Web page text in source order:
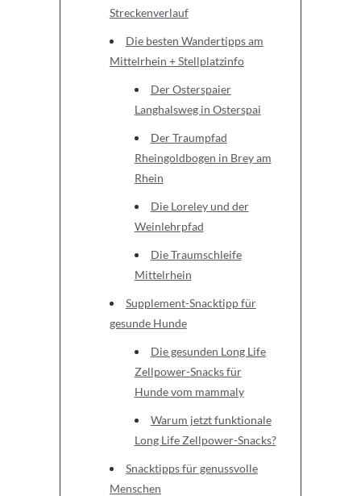
Streckenverlauf
Die besten Wandertipps am
Mittelrhein + Stellplatzinfo
Der Osterspaier
Langhalsweg in Osterspai
Der Traumpfad
Rheingoldbogen in Brey am
Rhein
Die Loreley und der
Weinlehrpfad
Die Traumschleife
Mittelrhein
Supplement-Snacktipp für
gesunde Hunde
Die gesunden Long Life
Zellpower-Snacks für
Hunde vom mammaly
Warum jetzt funktionale
Long Life Zellpower-Snacks?
Snacktipps für genussvolle
Menschen